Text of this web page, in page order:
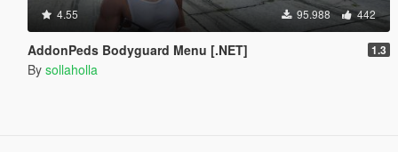
4.55 95.988 442
AddonPeds Bodyguard Menu [.NET] 1.3
By sollaholla